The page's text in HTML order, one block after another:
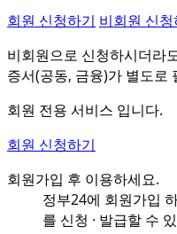
회원 신청하기 비회원 신청
비회원으로 신청하시더라
증서(공동, 금융)가 별도로
회원 전용 서비스 입니다.
회원 신청하기
회원가입 후 이용하세요.
정부24에 회원가입
를 신청 · 발급할 수